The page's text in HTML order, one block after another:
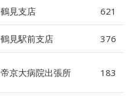
鶴見支店 621
鶴見駅前支店 376
帝京大病院出張所 183